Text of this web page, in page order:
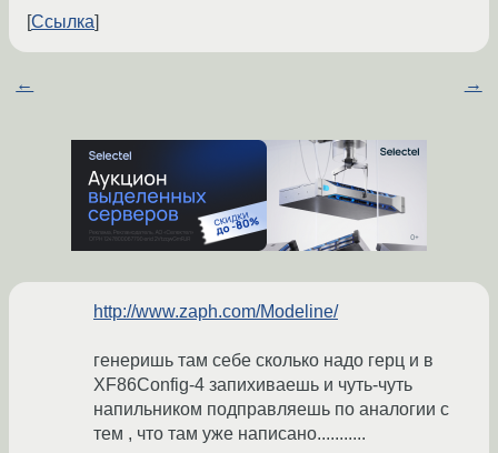
Ссылка
← →
http://www.zaph.com/Modeline/
генеришь там себе сколько надо герц и в
XF86Config-4 запихиваешь и чуть-чуть
напильником подправляешь по аналогии с
тем , что там уже написано...........